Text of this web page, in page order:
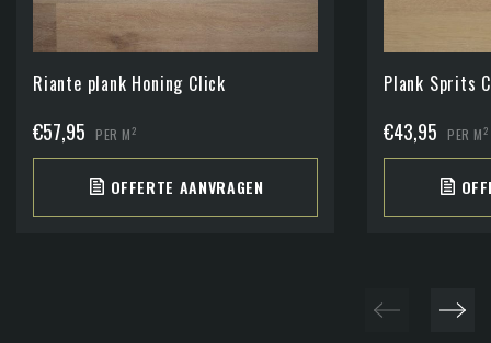
Riante plank Honing Click
€57,95 PER M2
OFFERTE AANVRAGEN
Plank Sprits
€43,95 PER M2